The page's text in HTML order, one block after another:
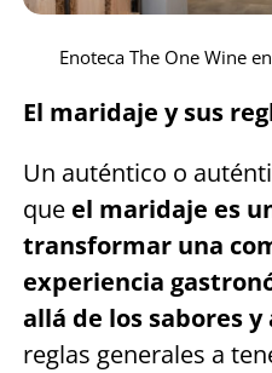
Enoteca The One Wine
El maridaje y sus
Un auténtico o
que el maridaje es
transformar una
experiencia
allá de los sabores y
reglas generales a